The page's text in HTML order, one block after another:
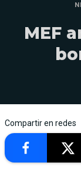
MEF
Compartir en redes